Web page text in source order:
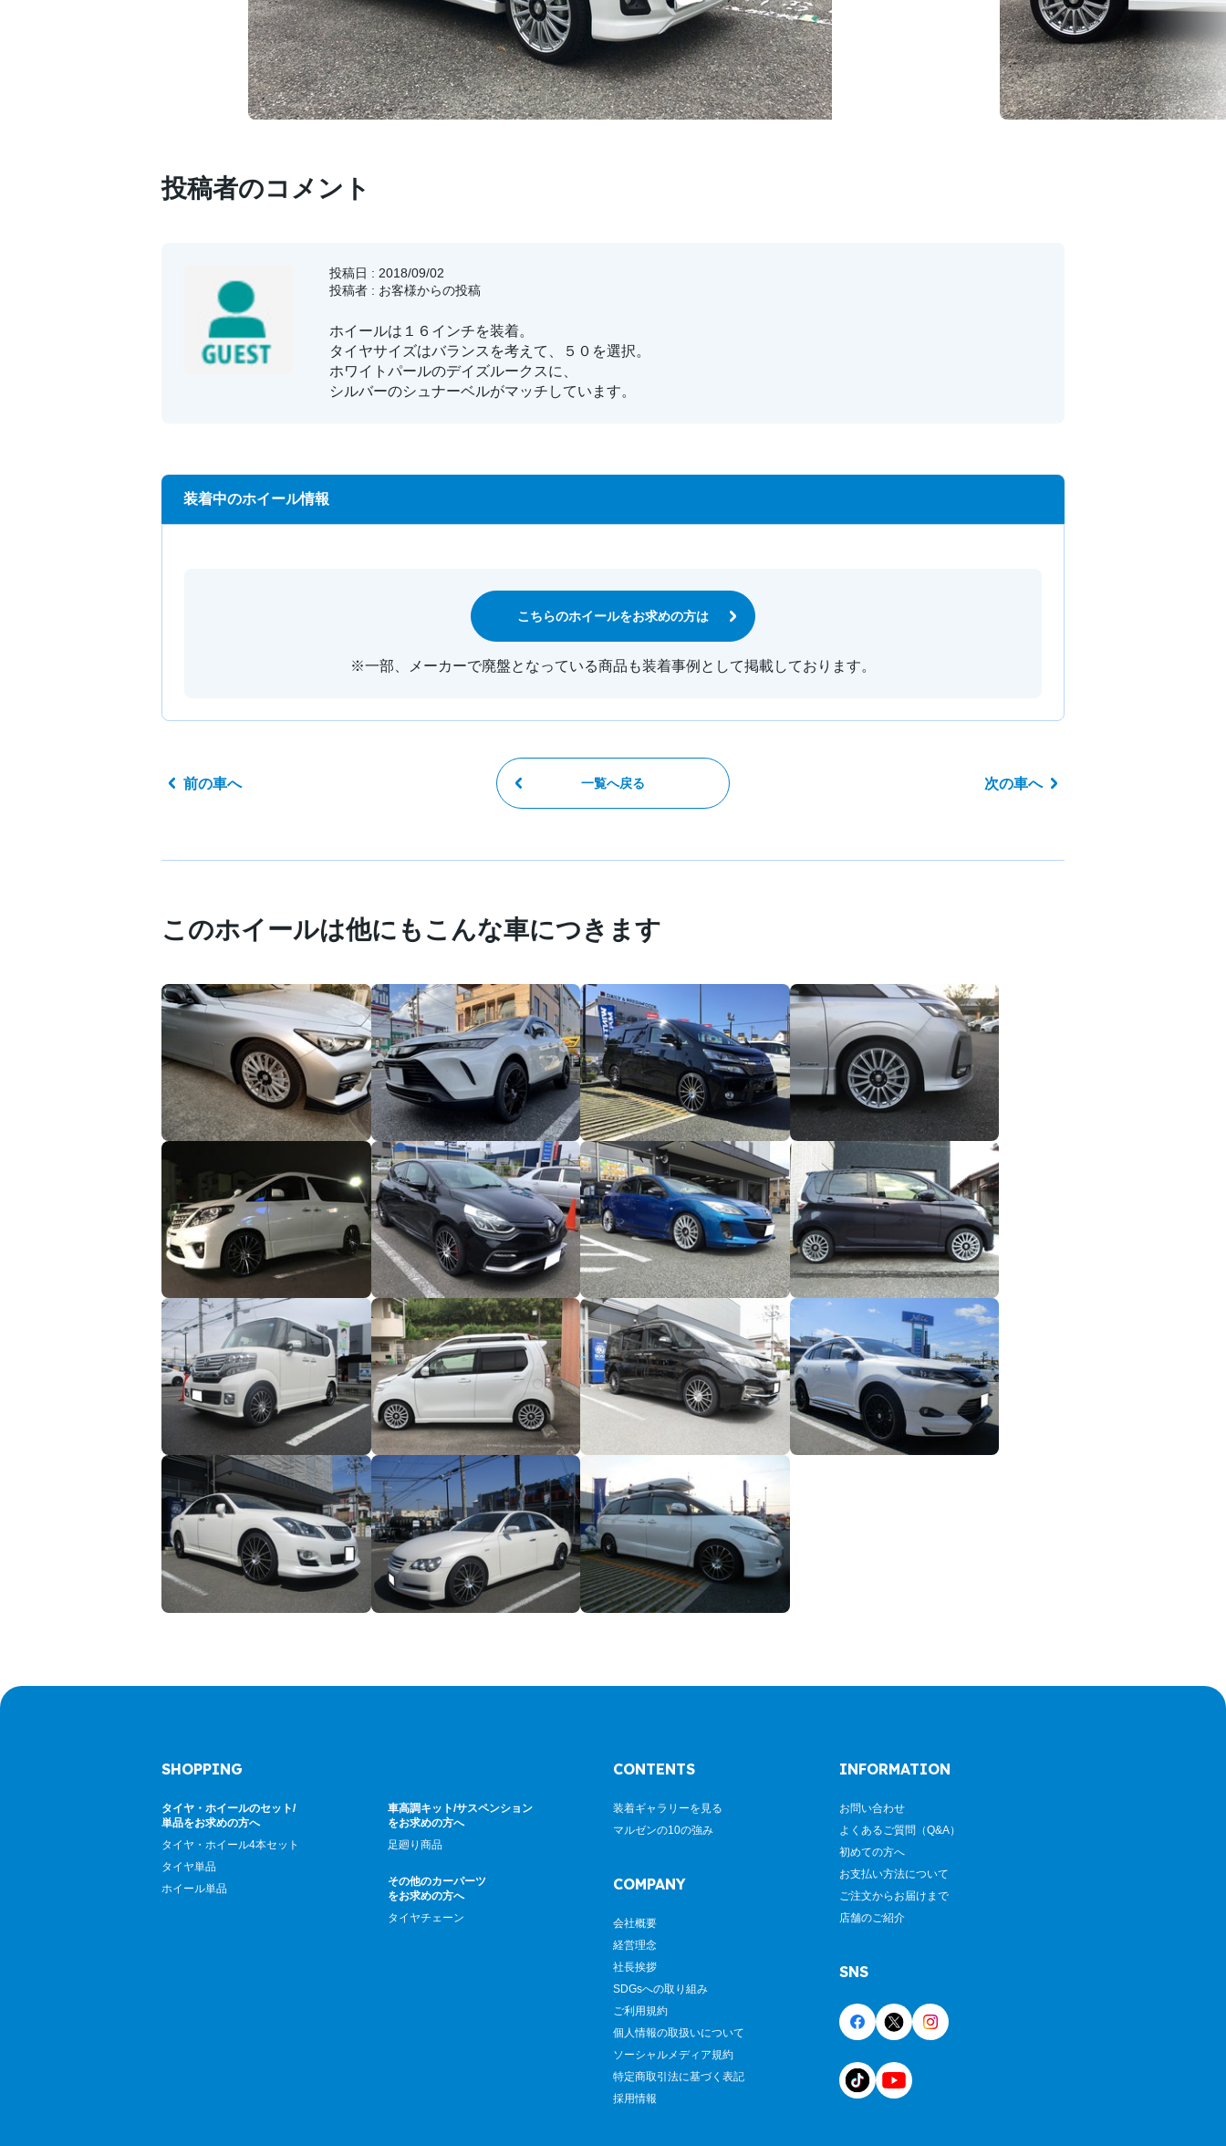
投稿者のコメント
投稿日 : 2018/09/02
投稿者 : お客様からの投稿
ホイールは１６インチを装着。
タイヤサイズはバランスを考えて、５０を選択。
ホワイトパールのデイズルークスに、
シルバーのシュナーベルがマッチしています。
装着中のホイール情報
こちらのホイールをお求めの方は
※一部、メーカーで廃盤となっている商品も装着事例として掲載しております。
前の車へ 一覧へ戻る 次の車へ
このホイールは他にもこんな車につきます
SHOPPING
タイヤ・ホイールのセット/
単品をお求めの方へ
タイヤ・ホイール4本セット
タイヤ単品
ホイール単品
車高調キット/サスペンション
をお求めの方へ
足廻り商品
その他のカーパーツ
をお求めの方へ
タイヤチェーン
CONTENTS
装着ギャラリーを見る
マルゼンの10の強み
COMPANY
会社概要
経営理念
社長挨拶
SDGsへの取り組み
ご利用規約
個人情報の取扱いについて
ソーシャルメディア規約
特定商取引法に基づく表記
採用情報
INFORMATION
お問い合わせ
よくあるご質問（Q&A）
初めての方へ
お支払い方法について
ご注文からお届けまで
店舗のご紹介
SNS